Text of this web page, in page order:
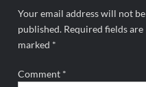
Your email address will not be
published. Required fields are
marked *
Comment *